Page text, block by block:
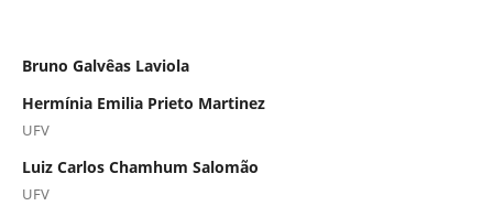
Bruno Galvêas Laviola
Hermínia Emilia Prieto Martinez
UFV
Luiz Carlos Chamhum Salomão
UFV